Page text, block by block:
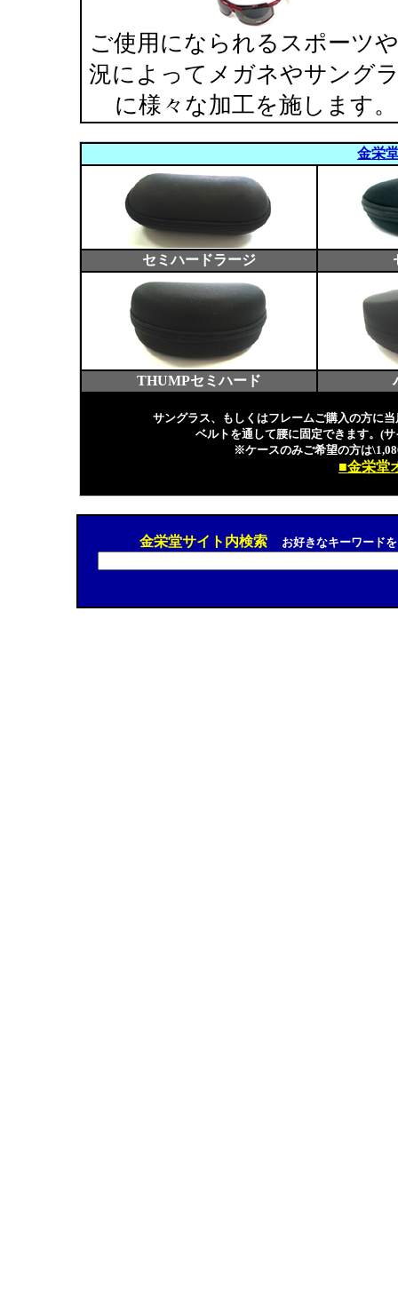
ご使用になられるスポーツ
況によってメガネやサング
に様々な加工を施します。
金栄
セミハードラージ
THUMPセミハード
サングラス、もしくはフレームご購入の方に
ベルトを通して腰に固定できます。(
※ケースのみご希望の方は\1,080
■金栄堂
金栄堂サイト内検索 お好きなキーワード